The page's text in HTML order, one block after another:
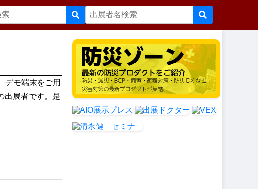
デモ端末をご用
出展者です。是